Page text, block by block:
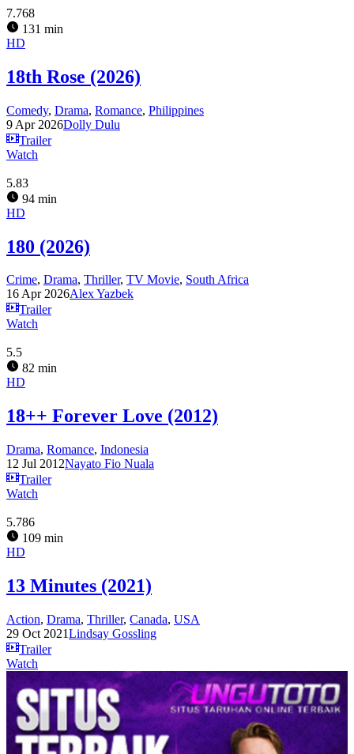
7.768
131 min
HD
18th Rose (2026)
Comedy, Drama, Romance, Philippines
9 Apr 2026Dolly Dulu
Trailer
Watch
5.83
94 min
HD
180 (2026)
Crime, Drama, Thriller, TV Movie, South Africa
16 Apr 2026Alex Yazbek
Trailer
Watch
5.5
82 min
HD
18++ Forever Love (2012)
Drama, Romance, Indonesia
12 Jul 2012Nayato Fio Nuala
Trailer
Watch
5.786
109 min
HD
13 Minutes (2021)
Action, Drama, Thriller, Canada, USA
29 Oct 2021Lindsay Gossling
Trailer
Watch